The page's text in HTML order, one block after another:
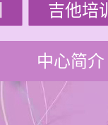
吉他培训
中心简介